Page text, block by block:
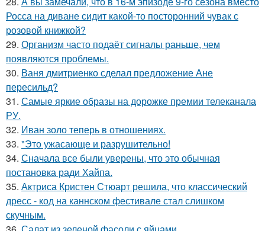
Росса на диване сидит какой-то посторонний чувак с
розовой книжкой?
29. Организм часто подаёт сигналы раньше, чем
появляются проблемы.
30. Ваня дмитриенко сделал предложение Ане
пересильд?
31. Самые яркие образы на дорожке премии телеканала
РУ.
32. Иван золо теперь в отношениях.
33. "Это ужасающе и разрушительно!
34. Сначала все были уверены, что это обычная
постановка ради Хайпа.
35. Актриса Кристен Стюарт решила, что классический
дресс - код на каннском фестивале стал слишком
скучным.